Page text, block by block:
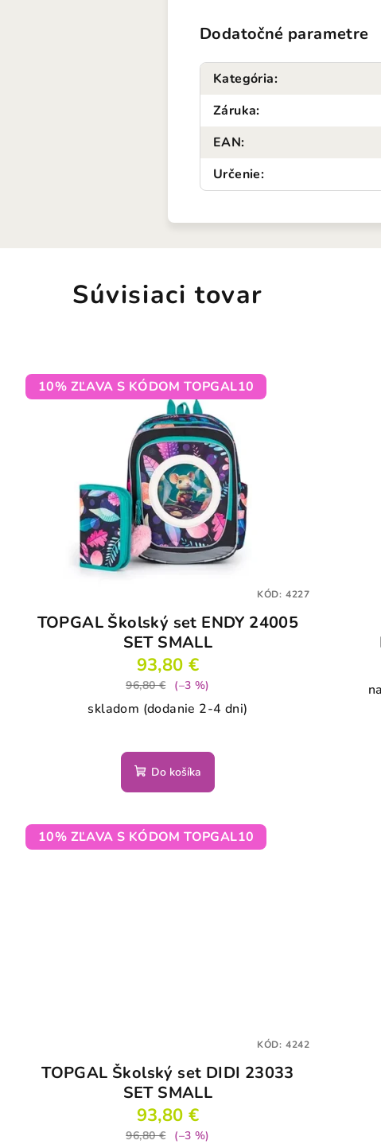
Dodatočné parametre
Kategória:
Záruka:
EAN:
Určenie:
Súvisiaci tovar
10% ZĽAVA S KÓDOM TOPGAL10
TOPGAL Školský set ENDY 24005
SET SMALL
93,80 €
96,80 € (–3 %)
skladom (dodanie 2-4 dni)
Do košíka
KÓD: 4227
10% ZĽAVA S KÓDOM TOPGAL10
TOPGAL Školský set DIDI 23033
SET SMALL
93,80 €
96,80 € (–3 %)
KÓD: 4242